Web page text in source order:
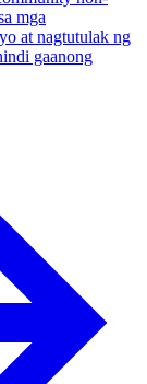
mga
at nagtutulak ng
gaanong